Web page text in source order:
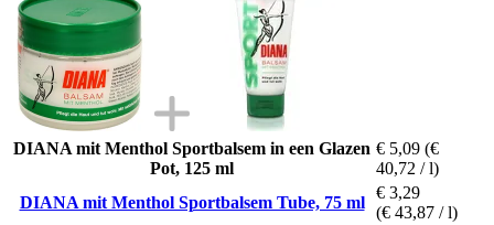
DIANA mit Menthol Sportbalsem in een Glazen
Pot, 125 ml
€ 5,09 (€
40,72 / l)
DIANA mit Menthol Sportbalsem Tube, 75 ml
€ 3,29
(€ 43,87 / l)